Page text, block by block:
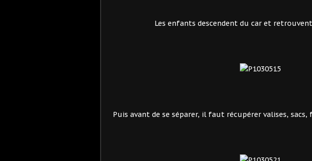
Les enfants descendent du car et
Puis avant de se séparer, il faut récupérer valises, sacs,